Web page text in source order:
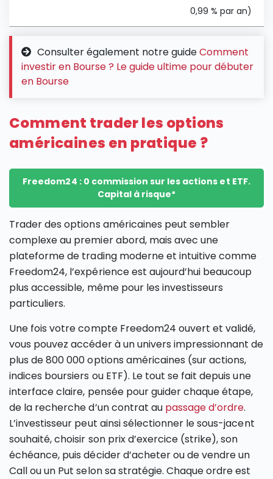
0,99 % par an)
Consulter également notre guideComment
investir en Bourse ? Le guide ultime pour débuter
en Bourse
Comment trader les options
américaines en pratique ?
Freedom24 : 0 commission sur les actions et ETF.
Capital à risque*
Trader des options américaines peut sembler
complexe au premier abord, mais avec une
plateforme de trading moderne et intuitive comme
Freedom24, l’expérience est aujourd’hui beaucoup
plus accessible, même pour les investisseurs
particuliers.
Une fois votre compte Freedom24 ouvert et validé,
vous pouvez accéder à un univers impressionnant de
plus de 800 000 options américaines (sur actions,
indices boursiers ou ETF). Le tout se fait depuis une
interface claire, pensée pour guider chaque étape,
de la recherche d’un contrat au passage d’ordre.
L’investisseur peut ainsi sélectionner le sous-jacent
souhaité, choisir son prix d’exercice (strike), son
échéance, puis décider d’acheter ou de vendre un
Call ou un Put selon sa stratégie. Chaque ordre est